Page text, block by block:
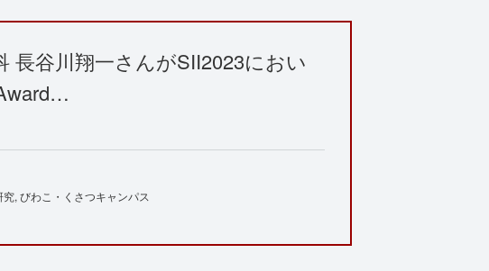
長谷川翔一さんがSII2023におい
究 びわこ・くさつキャンパス